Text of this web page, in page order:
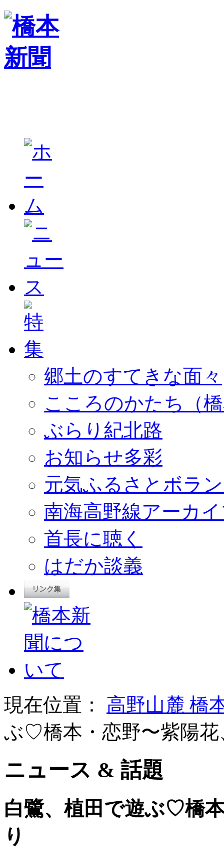
郷土のすてきな面々
こころのかたち（
ぶらり紀北路
お知らせ多彩
元気ふるさとボラ
南海高野線アーカ
首長に聴く
はだか談義
現在位置： 高野山麓 橋
ぶ♡橋本・恋野〜紫陽花
ニュース & 話題
白鷺、植田で遊ぶ♡橋
り